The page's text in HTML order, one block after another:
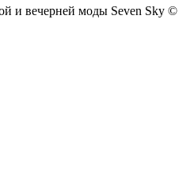
и вечерней моды Seven Sky ©